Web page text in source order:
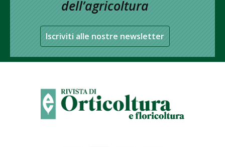
dell’agricoltura
Iscriviti alle nostre newsletter